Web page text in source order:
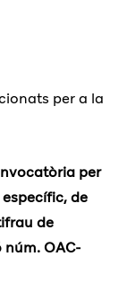
per a la
per
de
de
OAC-